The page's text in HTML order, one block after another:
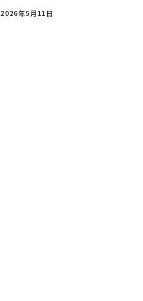
投稿日
2026年5月11日